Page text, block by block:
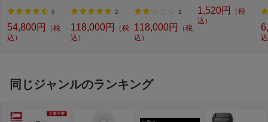
・冷凍室： ＜54L＞
燥(送風機能)] 6
54,800円
（税
込）
V-N [幅54cm /315
L /3ドア /右開きタ
イプ /2024年]
2
118,000円
（税
込）
R-V32V-S [幅54c
m /315L /3ドア /右
開きタイプ /2024
年]
1
118,000円
（税
込）
プシールセット ブ
ルー DYKTSBL
1,520円
（税
込）
同じジャンルのランキング